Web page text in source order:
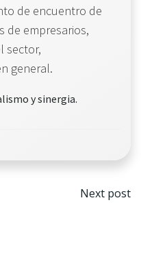
de encuentro de
de empresarios,
sector,
general.
y sinergia.
Next post